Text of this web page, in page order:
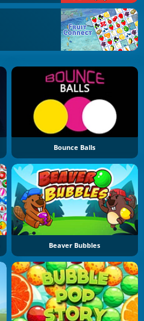
Bounce Balls
Beaver Bubbles